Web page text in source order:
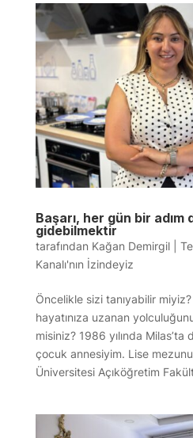
Başarı, her gün bir adım
gidebilmektir
tarafından Kağan Demirgil|
Kanalı'nın İzindeyiz
Öncelikle sizi tanıyabilir
hayatınıza uzanan
misiniz? 1986 yılında
çocuk annesiyim. Lise
Üniversitesi Açıköğretim